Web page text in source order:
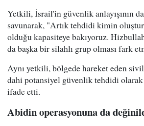
Yetkili, İsrail'in güvenlik anlayışının
savunarak, "Artık tehdidi kimin
olduğu kapasiteye bakıyoruz.
da başka bir silahlı grup olması fark
Aynı yetkili, bölgede hareket eden
dahi potansiyel güvenlik tehdidi
ifade etti.
Abidin operasyonuna da